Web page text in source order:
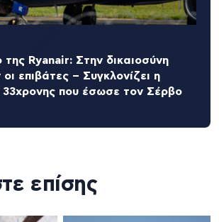
της Ryanair: Στην δικαιοσύνη
επιβάτες – Συγκλονίζει η
33χρονης που έσωσε τον Σέρβο
επίσης